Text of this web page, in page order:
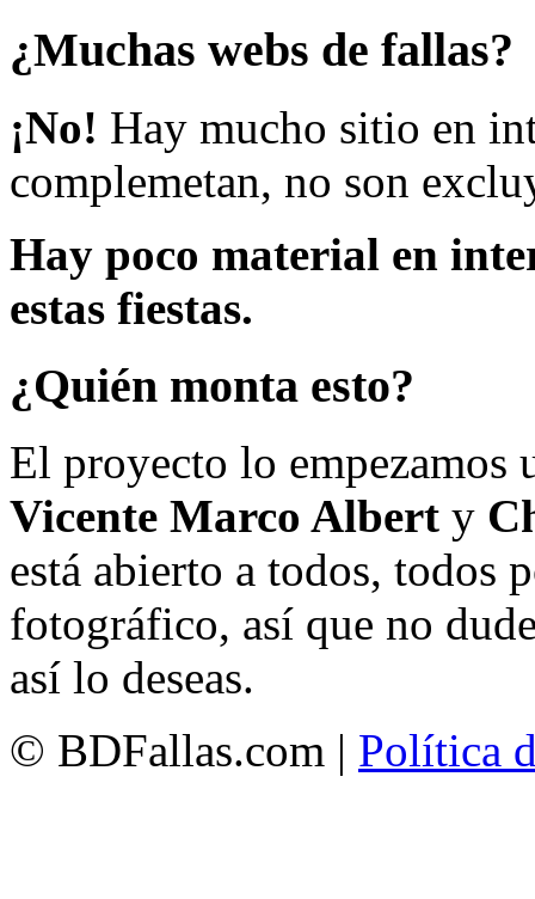
¿Muchas webs de fallas?
¡No! Hay mucho sitio en
complemetan, no son
Hay poco material en
estas fiestas.
¿Quién monta esto?
El proyecto lo empezamos
Vicente Marco Albert y
está abierto a todos, todos
fotográfico, así que no
así lo deseas.
© BDFallas.com | Política